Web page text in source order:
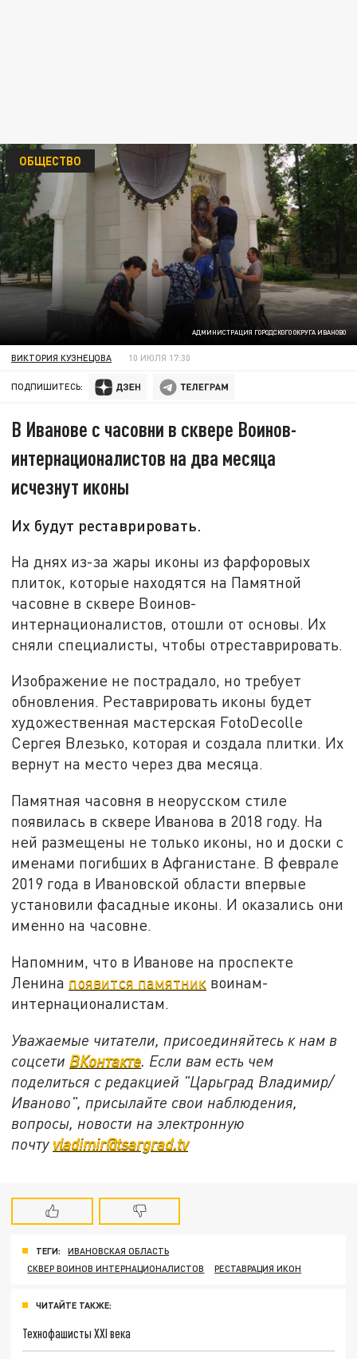
АДМИНИСТРАЦИЯ ГОРОДСКОГО ОКРУГА ИВАНОВО
ОБЩЕСТВО
ВИКТОРИЯ КУЗНЕЦОВА 10 ИЮЛЯ 17:30
ПОДПИШИТЕСЬ:
В Иванове с часовни в сквере Воинов-
интернационалистов на два месяца
исчезнут иконы
Их будут реставрировать.
На днях из-за жары иконы из фарфоровых
плиток, которые находятся на Памятной
часовне в сквере Воинов-
интернационалистов, отошли от основы. Их
сняли специалисты, чтобы отреставрировать.
Изображение не пострадало, но требует
обновления. Реставрировать иконы будет
художественная мастерская FotoDecolle
Сергея Влезько, которая и создала плитки. Их
вернут на место через два месяца.
Памятная часовня в неорусском стиле
появилась в сквере Иванова в 2018 году. На
ней размещены не только иконы, но и доски с
именами погибших в Афганистане. В феврале
2019 года в Ивановской области впервые
установили фасадные иконы. И оказались они
именно на часовне.
Напомним, что в Иванове на проспекте
Ленина появится памятник воинам-
интернационалистам.
Уважаемые читатели, присоединяйтесь к нам в
соцсети ВКонтакте . Если вам есть чем
поделиться с редакцией "Царьград Владимир/
Иваново", присылайте свои наблюдения,
вопросы, новости на электронную
почту vladimir@tsargrad.tv
ТЕГИ:
ИВАНОВСКАЯ ОБЛАСТЬ
СКВЕР ВОИНОВ ИНТЕРНАЦИОНАЛИСТОВ
РЕСТАВРАЦИЯ ИКОН
ЧИТАЙТЕ ТАКЖЕ:
Технофашисты XXI века